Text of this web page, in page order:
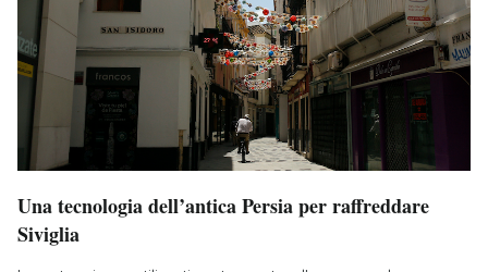
Una tecnologia dell’antica Persia per raffreddare
Siviglia